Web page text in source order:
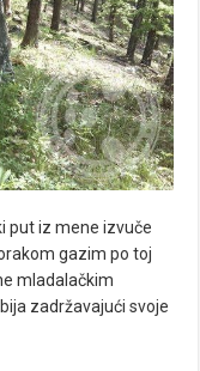
put iz mene izvuče
gazim po toj
mladalačkim
zadržavajući svoje